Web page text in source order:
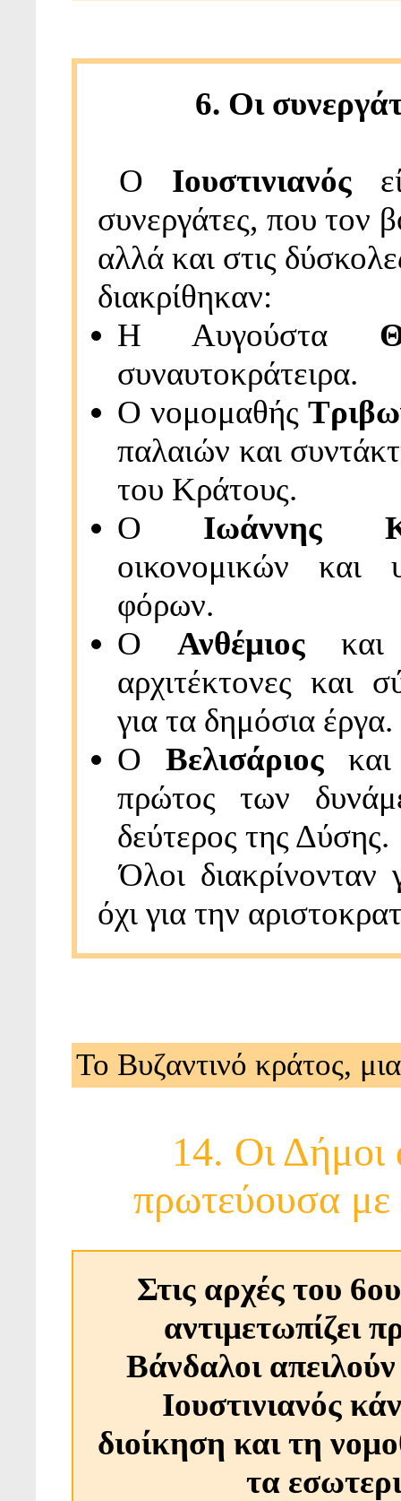
6. Οι
Ο Ιουστινιανός
συνεργάτες, που τον
αλλά και στις
διακρίθηκαν:
Η Αυγούστα
συναυτοκράτειρα.
Ο νομομαθής
παλαιών και
του Κράτους.
Ο Ιωάννης
οικονομικών και
φόρων.
Ο Ανθέμιος
αρχιτέκτονες και
για τα δημόσια έργα.
Ο Βελισάριος
πρώτος των
δεύτερος της Δύσης.
Όλοι διακρίνονταν
όχι για την
Το Βυζαντινό κράτος,
14. Οι Δήμοι
πρωτεύουσα με
Στις αρχές του
αντιμετωπίζει
Βάνδαλοι
Ιουστινιανός
διοίκηση και τη
τα